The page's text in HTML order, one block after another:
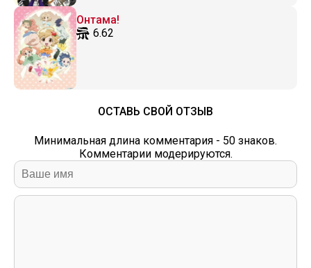
Онтама!
6.62
ОСТАВЬ СВОЙ ОТЗЫВ
Минимальная длина комментария - 50 знаков.
Комментарии модерируются.